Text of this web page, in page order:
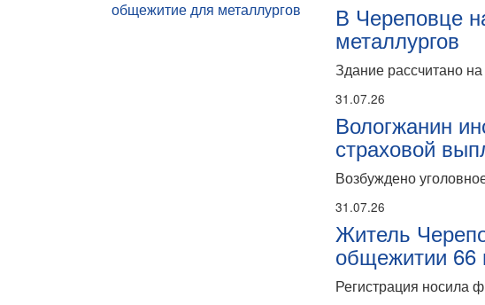
В Череповце
металлургов
Здание рассчитано
31.07.26
Вологжанин
страховой
Возбуждено
31.07.26
Житель
общежитии 66
Регистрация носила